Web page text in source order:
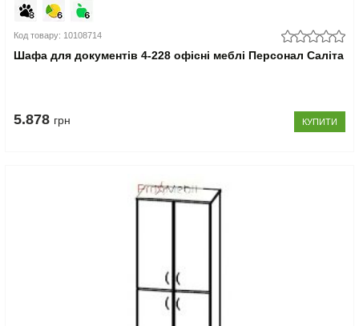
Код товару: 10108714
Шафа для документів 4-228 офісні меблі Персонал Саліта
5.878 грн КУПИТИ